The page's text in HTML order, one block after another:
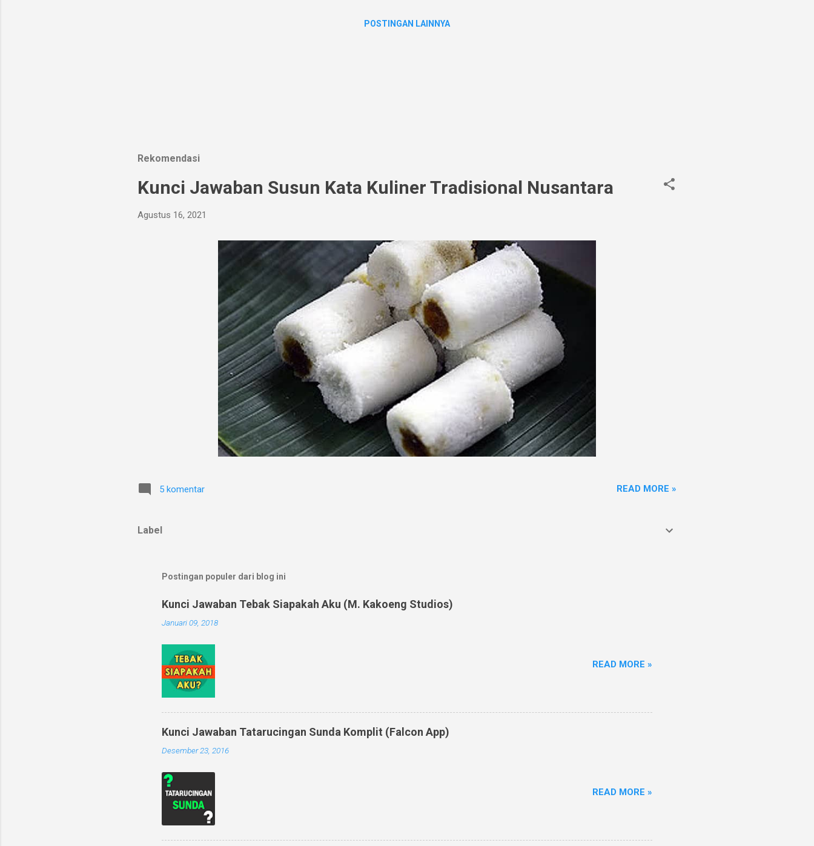
POSTINGAN LAINNYA
Rekomendasi
Kunci Jawaban Susun Kata Kuliner Tradisional Nusantara
Agustus 16, 2021
5 komentar READ MORE »
Label
Postingan populer dari blog ini
Kunci Jawaban Tebak Siapakah Aku (M. Kakoeng Studios)
Januari 09, 2018
READ MORE »
Kunci Jawaban Tatarucingan Sunda Komplit (Falcon App)
Desember 23, 2016
READ MORE »